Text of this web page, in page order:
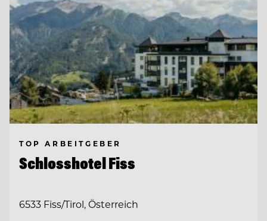
TOP ARBEITGEBER
Schlosshotel Fiss
6533 Fiss/Tirol, Österreich